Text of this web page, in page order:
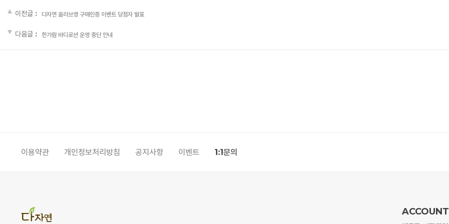
이전글 : 다자연 올리브영 구매인증 이벤트 당첨자 발표
다음글 : 한가람 바디로션 운영 중단 안내
이용약관 개인정보처리방침 공지사항 이벤트 1:1문의